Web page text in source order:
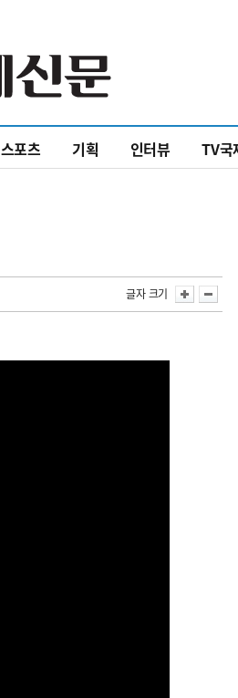
스포츠 기획 인터뷰 TV국
글자 크기